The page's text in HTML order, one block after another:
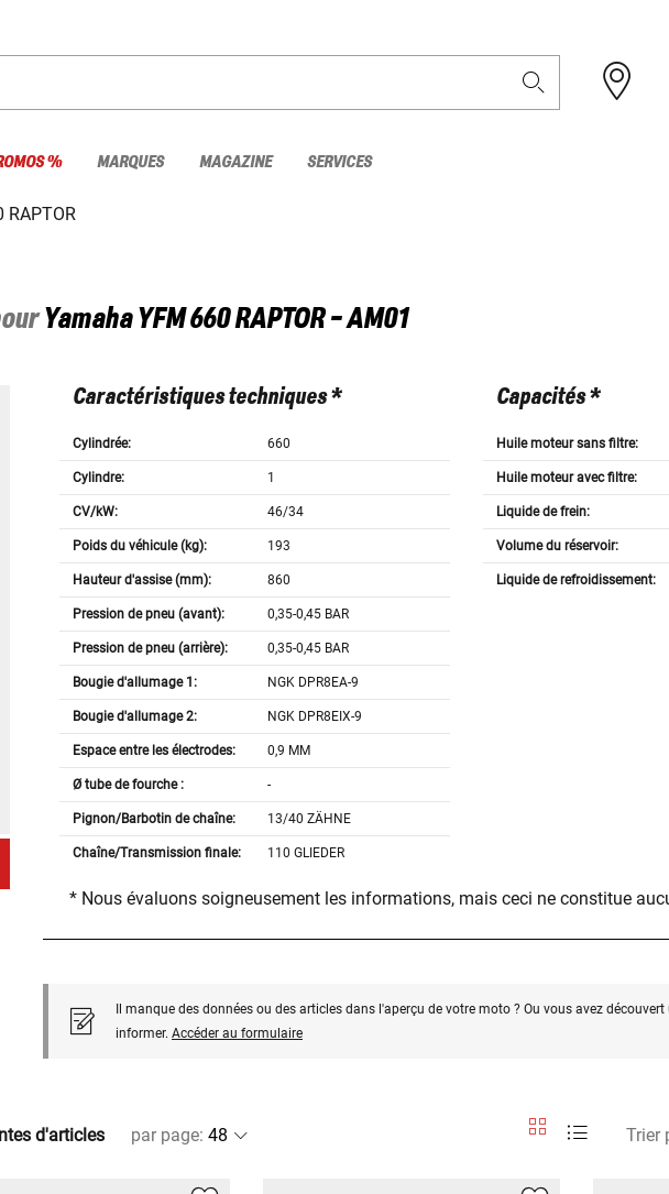
% MARQUES MAGAZINE SERVICES
RAPTOR
Yamaha YFM 660 RAPTOR - AM01
Caractéristiques techniques *
Cylindrée: 660
Cylindre: 1
CV/kW: 46/34
Poids du véhicule (kg): 193
Hauteur d'assise (mm): 860
Pression de pneu (avant): 0,35-0,45 BAR
Pression de pneu (arrière): 0,35-0,45 BAR
Bougie d'allumage 1: NGK DPR8EA-9
Bougie d'allumage 2: NGK DPR8EIX-9
Espace entre les électrodes: 0,9 MM
Ø tube de fourche : -
Pignon/Barbotin de chaîne: 13/40 ZÄHNE
Chaîne/Transmission finale: 110 GLIEDER
Capacités *
Huile moteur sans filtre:
Huile moteur avec filtre:
Liquide de frein:
Volume du réservoir:
Liquide de refroidissement:
* Nous évaluons soigneusement les informations, mais ceci ne constitue
Il manque des données ou des articles dans l'aperçu de votre moto ? Ou vous avez
informer. Accéder au formulaire
d'articles par page: Trier